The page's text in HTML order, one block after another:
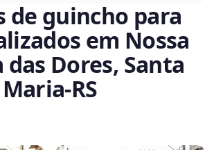
de guincho para
em Nossa
das Dores, Santa
Maria‑RS